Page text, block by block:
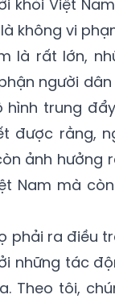
Việt
không vi
là rất lớn,
người
trung
được rằng,
ảnh hưởng
Nam mà
phải ra điều
những tác
Theo tôi,